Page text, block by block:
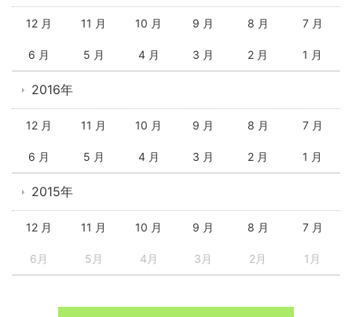
12 月 11 月 10 月 9 月 8 月 7 月
6 月 5 月 4 月 3 月 2 月 1 月
2016年
12 月 11 月 10 月 9 月 8 月 7 月
6 月 5 月 4 月 3 月 2 月 1 月
2015年
12 月 11 月 10 月 9 月 8 月 7 月
6月 5月 4月 3月 2月 1月